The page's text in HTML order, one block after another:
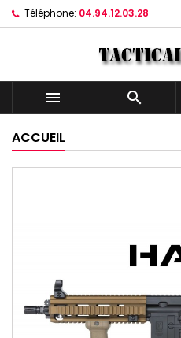
Téléphone: 04.94.12.03.28
 
ACCUEIL